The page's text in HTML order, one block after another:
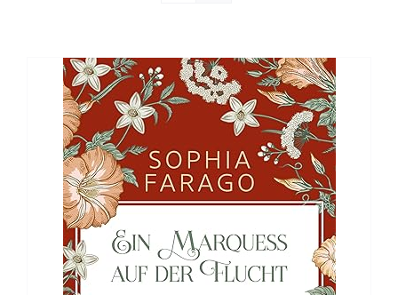
Sophie Berg
Sophia Rauchberg
Dr. Rauchberger
Bücher-Shop